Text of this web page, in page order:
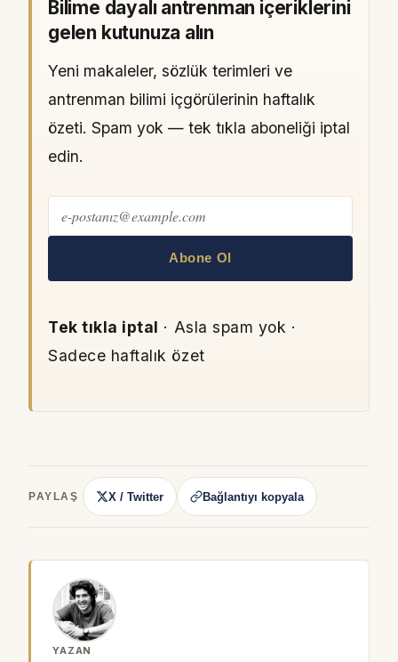
Bilime dayalı antrenman içeriklerini
gelen kutunuza alın
Yeni makaleler, sözlük terimleri ve
antrenman bilimi içgörülerinin haftalık
özeti. Spam yok — tek tıkla aboneliği iptal
edin.
Abone Ol
Tek tıkla iptal · Asla spam yok ·
Sadece haftalık özet
PAYLAŞ X / Twitter Bağlantıyı kopyala
YAZAN